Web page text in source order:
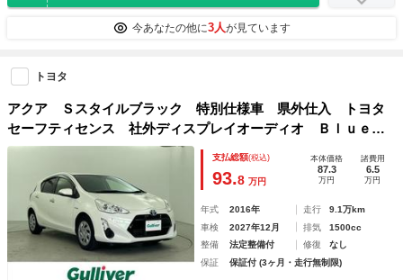
今あなたの他に3人が見ています
トヨタ
アクア Ｓスタイルブラック 特別仕様車 県外仕入 トヨタ
セーフティセンス 社外ディスプレイオーディオ Ｂｌｕｅｔ
ｏｏｔｈ対応 バックカメラ スマートキー 電動格納ミラ
ー 社外ＥＴＣ オートライト フロアマット スペアキーあ
支払総額(税込)
93.8 万円
本体価格
87.3
万円
諸費用
6.5
万円
年式 2016年 走行
9.1万km
車検
2027年12月 排気
1500cc
整備
法定整備付 修復
なし
保証
保証付 (3ヶ月・走行無制限)